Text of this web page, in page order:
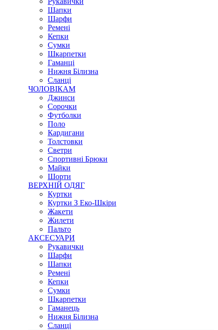
Шапки
Шарфи
Ремені
Кепки
Сумки
Шкарпетки
Гаманці
Нижня Білизна
Сланці
ЧОЛОВІКАМ
Джинси
Сорочки
Футболки
Поло
Кардигани
Толстовки
Светри
Спортивні Брюки
Майки
Шорти
ВЕРХНІЙ ОДЯГ
Куртки
Куртки З Еко-Шкіри
Жакети
Жилети
Пальто
АКСЕСУАРИ
Рукавички
Шарфи
Шапки
Ремені
Кепки
Сумки
Шкарпетки
Гаманець
Нижня Білизна
Сланці